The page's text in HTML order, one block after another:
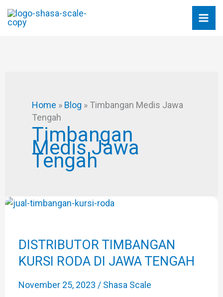
Home » Blog » Timbangan Medis Jawa
Tengah
Timbangan
Medis Jawa
Tengah
DISTRIBUTOR TIMBANGAN
KURSI RODA DI JAWA TENGAH
November 25, 2023 / Shasa Scale
DISTRIBUTOR
RODA
DI
JAWA
TENGAH